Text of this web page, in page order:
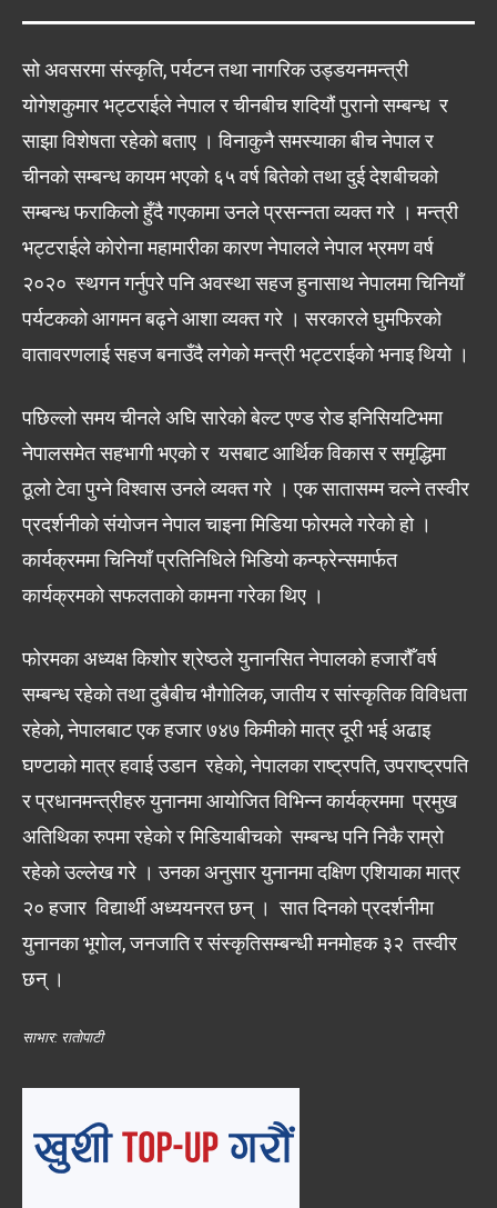
सो अवसरमा संस्कृति, पर्यटन तथा नागरिक उड्डयनमन्त्री
योगेशकुमार भट्टराईले नेपाल र चीनबीच शदियौं पुरानो सम्बन्ध र
साझा विशेषता रहेको बताए । विनाकुनै समस्याका बीच नेपाल र
चीनको सम्बन्ध कायम भएको ६५ वर्ष बितेको तथा दुई देशबीचको
सम्बन्ध फराकिलो हुँदै गएकामा उनले प्रसन्नता व्यक्त गरे । मन्त्री
भट्टराईले कोरोना महामारीका कारण नेपालले नेपाल भ्रमण वर्ष
२०२० स्थगन गर्नुपरे पनि अवस्था सहज हुनासाथ नेपालमा चिनियाँ
पर्यटकको आगमन बढ्ने आशा व्यक्त गरे । सरकारले घुमफिरको
वातावरणलाई सहज बनाउँदै लगेको मन्त्री भट्टराईको भनाइ थियो ।
पछिल्लो समय चीनले अघि सारेको बेल्ट एण्ड रोड इनिसियटिभमा
नेपालसमेत सहभागी भएको र यसबाट आर्थिक विकास र समृद्धिमा
ठूलो टेवा पुग्ने विश्वास उनले व्यक्त गरे । एक सातासम्म चल्ने तस्वीर
प्रदर्शनीको संयोजन नेपाल चाइना मिडिया फोरमले गरेको हो ।
कार्यक्रममा चिनियाँ प्रतिनिधिले भिडियो कन्फ्रेन्समार्फत
कार्यक्रमको सफलताको कामना गरेका थिए ।
फोरमका अध्यक्ष किशोर श्रेष्ठले युनानसित नेपालको हजारौँ वर्ष
सम्बन्ध रहेको तथा दुबैबीच भौगोलिक, जातीय र सांस्कृतिक विविधता
रहेको, नेपालबाट एक हजार ७४७ किमीको मात्र दूरी भई अढाइ
घण्टाको मात्र हवाई उडान रहेको, नेपालका राष्ट्रपति, उपराष्ट्रपति
र प्रधानमन्त्रीहरु युनानमा आयोजित विभिन्न कार्यक्रममा प्रमुख
अतिथिका रुपमा रहेको र मिडियाबीचको सम्बन्ध पनि निकै राम्रो
रहेको उल्लेख गरे । उनका अनुसार युनानमा दक्षिण एशियाका मात्र
२० हजार विद्यार्थी अध्ययनरत छन् । सात दिनको प्रदर्शनीमा
युनानका भूगोल, जनजाति र संस्कृतिसम्बन्धी मनमोहक ३२ तस्वीर
छन् ।
साभार: रातोपाटी